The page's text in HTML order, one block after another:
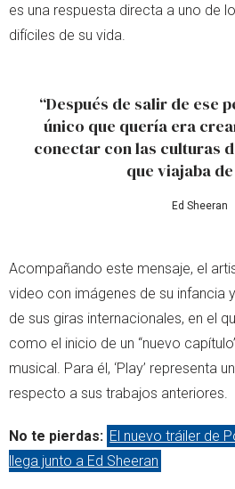
es una respuesta directa a uno de
difíciles de su vida.
“Después de salir de ese
único que quería era
conectar con las culturas
que viajaba
Ed Sheeran
Acompañando este mensaje, el
video con imágenes de su infancia
de sus giras internacionales, en el
como el inicio de un “nuevo
musical. Para él, ‘Play’ representa
respecto a sus trabajos anteriores.
No te pierdas: El nuevo tráiler de
llega junto a Ed Sheeran